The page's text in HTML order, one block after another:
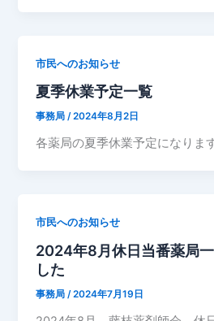
市民へのお知らせ
夏季休業予定一覧
事務局/2024年8月2日
各薬局の夏季休業予定になりま
市民へのお知らせ
2024年8月休日当番薬局
した
事務局 /2024年7月19日